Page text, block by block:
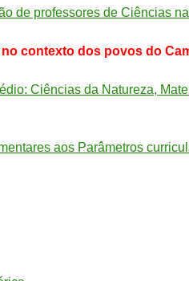
de professores de Ciências
contexto dos povos do
Ciências da Natureza,
aos Parâmetros